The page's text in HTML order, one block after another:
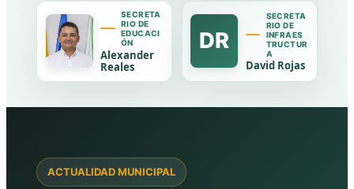
SECRETA
RIO DE
EDUCACI
ÓN
Alexander
Reales
DR
SECRETA
RIO DE
INFRAES
TRUCTUR
A
David Rojas
ACTUALIDAD MUNICIPAL